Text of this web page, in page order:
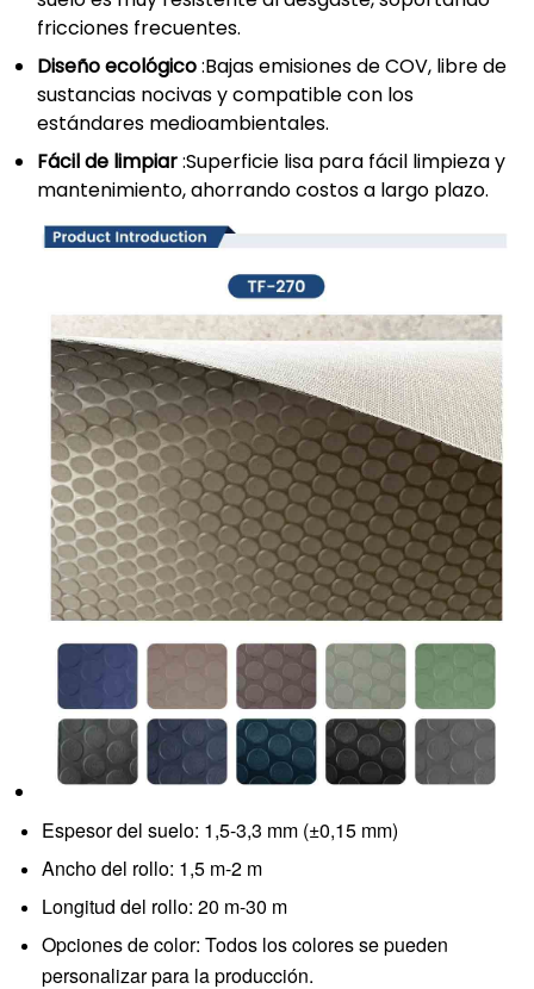
fricciones frecuentes.
Diseño ecológico:Bajas emisiones de COV, libre de
sustancias nocivas y compatible con los
estándares medioambientales.
Fácil de limpiar:Superficie lisa para fácil limpieza y
mantenimiento, ahorrando costos a largo plazo.
Espesor del suelo: 1,5-3,3 mm (±0,15 mm)
Ancho del rollo: 1,5 m-2 m
Longitud del rollo: 20 m-30 m
Opciones de color: Todos los colores se pueden
personalizar para la producción.